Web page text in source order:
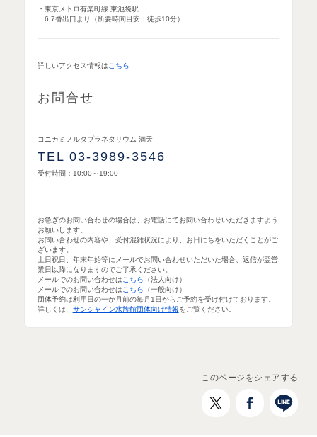
・東京メトロ有楽町線 東池袋駅
6,7番出口より（所要時間目安：徒歩10分）
詳しいアクセス情報は こちら
お問合せ
コニカミノルタプラネタリウム 満天
TEL 03-3989-3546
受付時間：10:00～19:00
お急ぎのお問い合わせの場合は、お電話にてお問い合わせいただきますよう
お願いします。
お問い合わせの内容や、受付混雑状況により、お日にちをいただくことがご
ざいます。
土日祝日、年末年始等にメールでお問い合わせいただいた場合、返信が翌営
業日以降になりますのでご了承ください。
メールでのお問い合わせは こちら （法人向け）
メールでのお問い合わせは こちら （一般向け）
団体予約は利用日の一か月前の毎月1日からご予約を受け付けております。
詳しくは、 サンシャイン水族館団体向け情報をご覧ください。
このページをシェアする